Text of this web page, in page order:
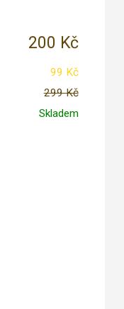
200 Kč
99 Kč
299 Kč
Skladem